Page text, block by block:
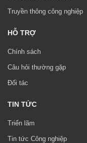
Truyền thông công nghiệp
HỖ TRỢ
Chính sách
Câu hỏi thường gặp
Đối tác
TIN TỨC
Triển lãm
Tin tức Công nghiệp